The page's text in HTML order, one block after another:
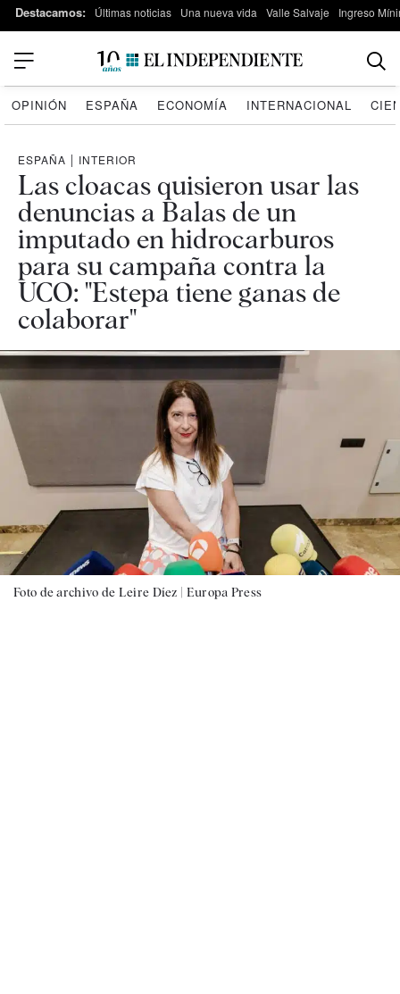
Destacamos: Últimas noticias Una nueva vida Valle Salvaje Ingreso
OPINIÓN ESPAÑA ECONOMÍA INTERNACIONAL
ESPAÑA | INTERIOR
Las cloacas quisieron usar las
denuncias a Balas de un
imputado en hidrocarburos
para su campaña contra la
UCO: "Estepa tiene ganas de
colaborar"
Foto de archivo de Leire Díez | Europa Press